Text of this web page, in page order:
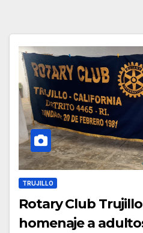
TRUJILLO
Rotary Club
homenaje a